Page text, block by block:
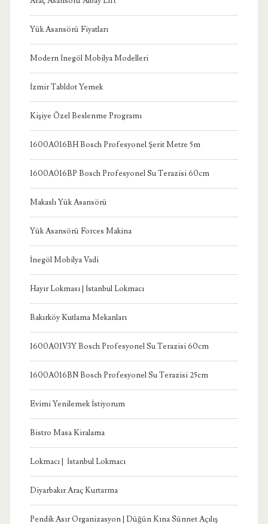
Yük Asansörü Fiyatları
Modern İnegöl Mobilya Modelleri
İzmir Tabldot Yemek
Kişiye Özel Beslenme Programı
1600A016BH Bosch Profesyonel Şerit Metre 5m
1600A016BP Bosch Profesyonel Su Terazisi 60cm
Makaslı Yük Asansörü
Yük Asansörü Forces Makina
İnegöl Mobilya Vadi
Hayır Lokması | İstanbul Lokmacı
Bakırköy Kutlama Mekanları
1600A01V3Y Bosch Profesyonel Su Terazisi 60cm
1600A016BN Bosch Profesyonel Su Terazisi 25cm
Evimi Yenilemek İstiyorum
Bistro Masa Kiralama
Lokmacı | İstanbul Lokmacı
Diyarbakır Araç Kurtarma
Pendik Asır Organizasyon | Düğün Kına Sünnet Açılış